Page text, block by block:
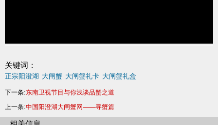
关键词：
正宗阳澄湖 大闸蟹 大闸蟹礼卡 大闸蟹礼盒
下一条:东南卫视节目与你浅谈品蟹之道
上一条:中国阳澄湖大闸蟹网——寻蟹篇